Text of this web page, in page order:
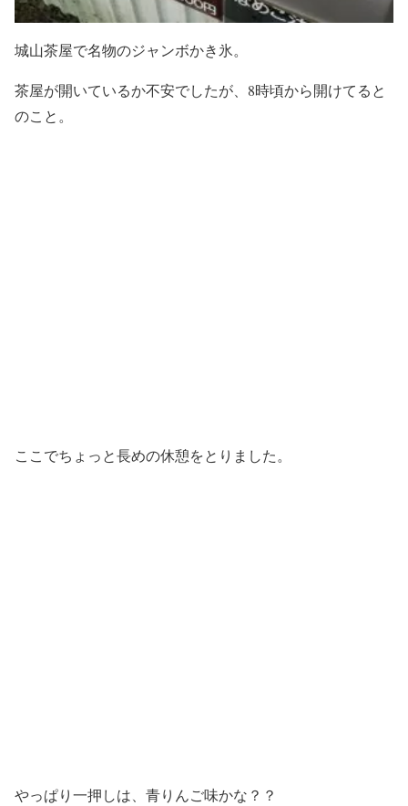
城山茶屋で名物のジャンボかき氷。
茶屋が開いているか不安でしたが、8時頃から開けてると
のこと。
ここでちょっと長めの休憩をとりました。
やっぱり一押しは、青りんご味かな？？